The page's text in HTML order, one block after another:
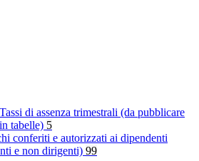
Tassi di assenza trimestrali (da pubblicare
in tabelle) 5
conferiti e autorizzati ai dipendenti
e non dirigenti) 99